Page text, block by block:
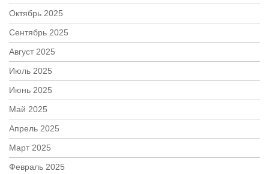
Октябрь 2025
Сентябрь 2025
Август 2025
Июль 2025
Июнь 2025
Май 2025
Апрель 2025
Март 2025
Февраль 2025